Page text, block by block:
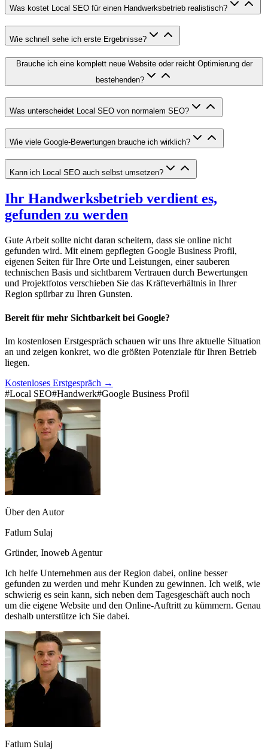
Was kostet Local SEO für einen Handwerksbetrieb realistisch?
Wie schnell sehe ich erste Ergebnisse?
Brauche ich eine komplett neue Website oder reicht Optimierung der
bestehenden?
Was unterscheidet Local SEO von normalem SEO?
Wie viele Google-Bewertungen brauche ich wirklich?
Kann ich Local SEO auch selbst umsetzen?
Ihr Handwerksbetrieb verdient es,
gefunden zu werden
Gute Arbeit sollte nicht daran scheitern, dass sie online nicht
gefunden wird. Mit einem gepflegten Google Business Profil,
eigenen Seiten für Ihre Orte und Leistungen, einer sauberen
technischen Basis und sichtbarem Vertrauen durch Bewertungen
und Projektfotos verschieben Sie das Kräfteverhältnis in Ihrer
Region spürbar zu Ihren Gunsten.
Bereit für mehr Sichtbarkeit bei Google?
Im kostenlosen Erstgespräch schauen wir uns Ihre aktuelle Situation
an und zeigen konkret, wo die größten Potenziale für Ihren Betrieb
liegen.
Kostenloses Erstgespräch →
#Local SEO#Handwerk#Google Business Profil
Über den Autor
Fatlum Sulaj
Gründer, Inoweb Agentur
Ich helfe Unternehmen aus der Region dabei, online besser
gefunden zu werden und mehr Kunden zu gewinnen. Ich weiß, wie
schwierig es sein kann, sich neben dem Tagesgeschäft auch noch
um die eigene Website und den Online-Auftritt zu kümmern. Genau
deshalb unterstütze ich Sie dabei.
Fatlum Sulaj